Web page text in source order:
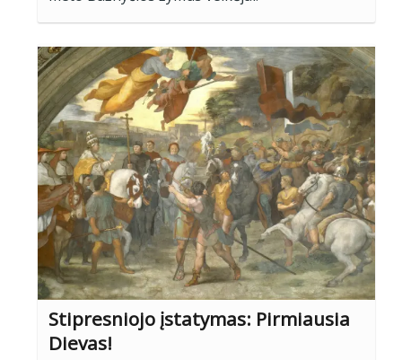
Stipresniojo įstatymas: Pirmiausia
Dievas!